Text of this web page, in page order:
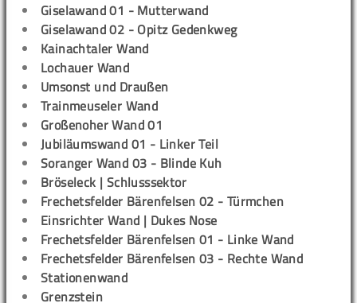
Giselawand 01 - Mutterwand
Giselawand 02 - Opitz Gedenkweg
Kainachtaler Wand
Lochauer Wand
Umsonst und Draußen
Trainmeuseler Wand
Großenoher Wand 01
Jubiläumswand 01 - Linker Teil
Soranger Wand 03 - Blinde Kuh
Bröseleck | Schlusssektor
Frechetsfelder Bärenfelsen 02 - Türmchen
Einsrichter Wand | Dukes Nose
Frechetsfelder Bärenfelsen 01 - Linke Wand
Frechetsfelder Bärenfelsen 03 - Rechte Wand
Stationenwand
Grenzstein